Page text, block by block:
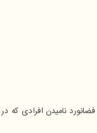
های خود برای فضانورد